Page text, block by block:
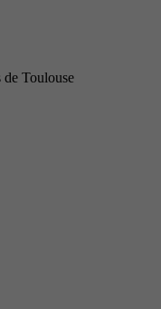
Toulouse